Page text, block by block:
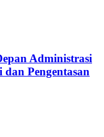
Administrasi
Pengentasan